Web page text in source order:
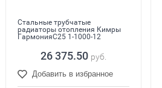
Стальные трубчатые
радиаторы отопления Кимры
ГармонияС25 1-1000-12
26 375.50 руб.
Добавить в избранное